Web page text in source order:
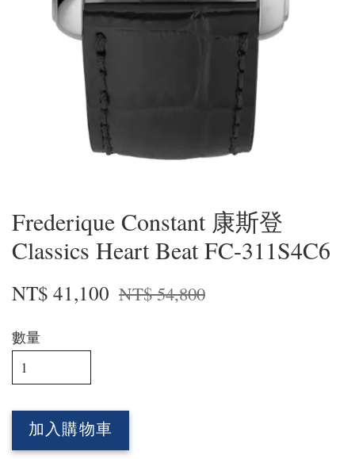
Frederique Constant 康斯登
Classics Heart Beat FC-311S4C6
NT$ 41,100 NT$ 54,800
數量
加入購物車